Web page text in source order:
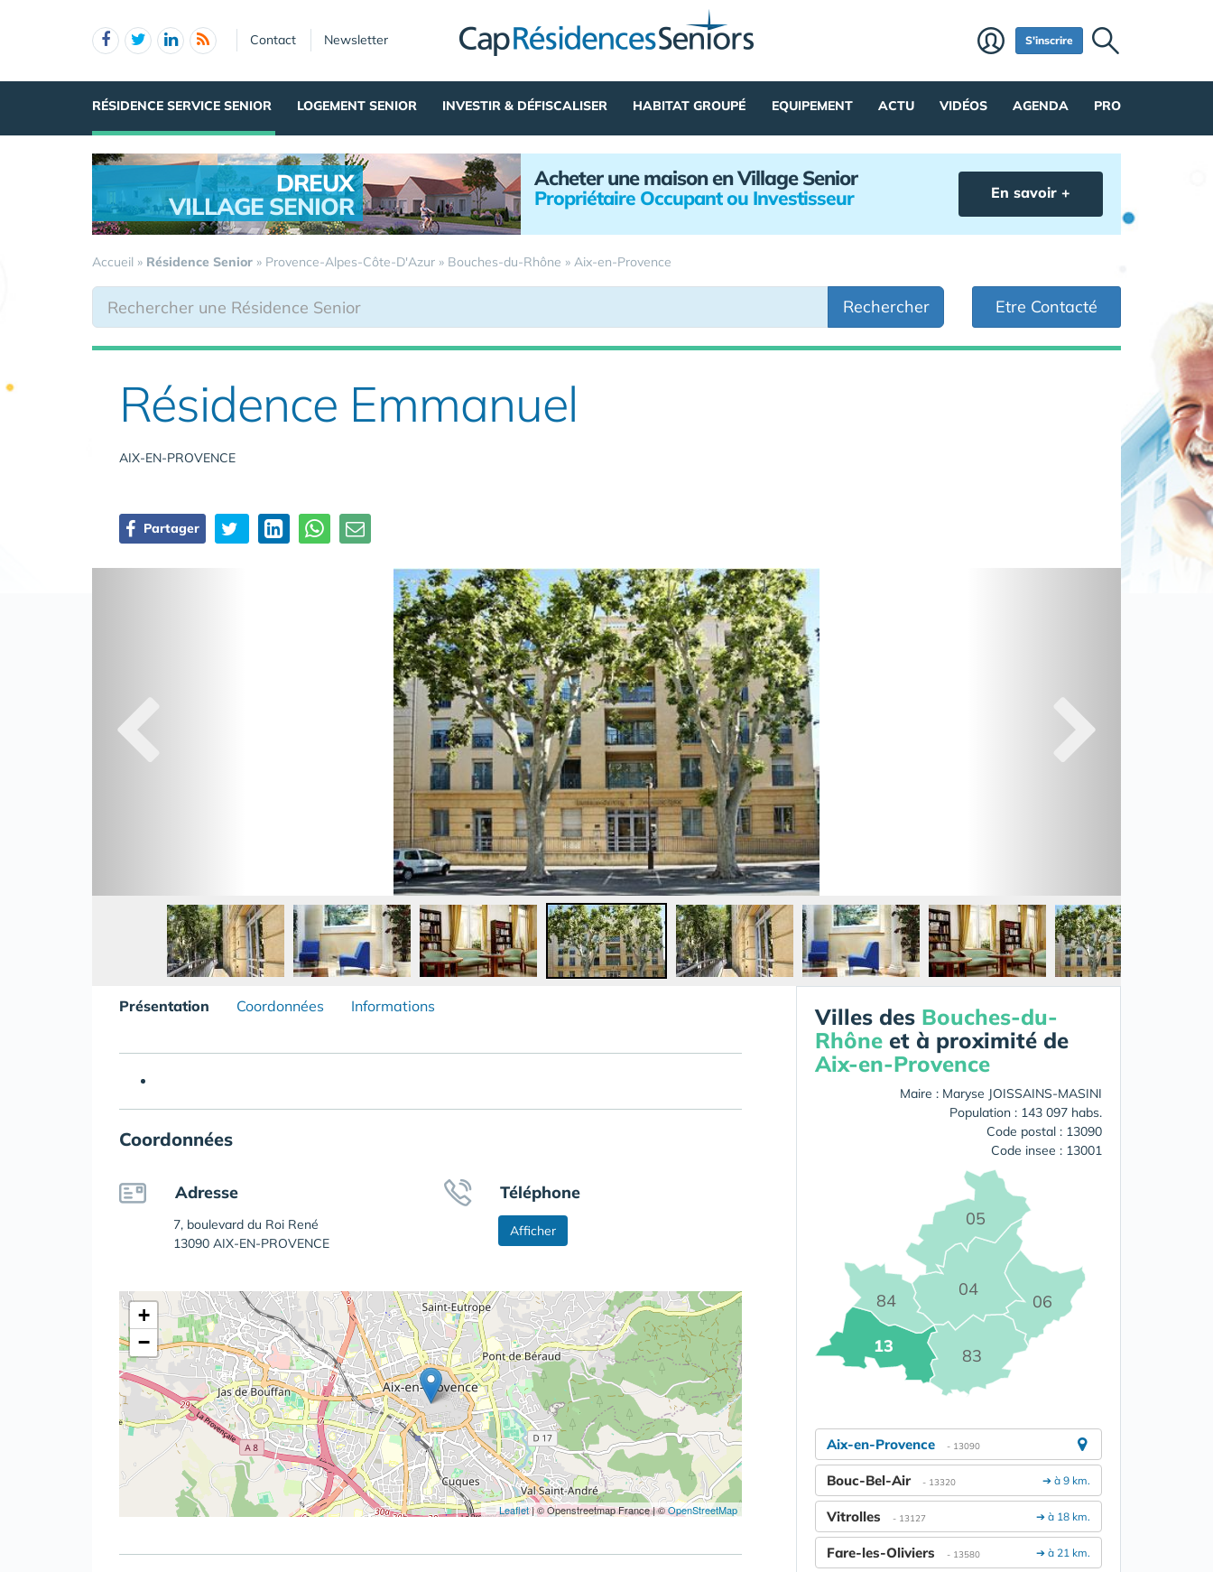
Contact Newsletter S'inscrire
RÉSIDENCE SERVICE SENIOR LOGEMENT SENIOR INVESTIR & DÉFISCALISER HABITAT GROUPÉ EQUIPEMENT ACTU VIDÉOS AGENDA PRO
DREUX
VILLAGE SENIOR
Acheter une maison en Village Senior
Propriétaire Occupant ou Investisseur En savoir +
Accueil » Résidence Senior » Provence-Alpes-Côte-D'Azur » Bouches-du-Rhône » Aix-en-Provence
Rechercher Etre Contacté
Résidence Emmanuel
AIX-EN-PROVENCE
Partager
Présentation Coordonnées Informations
Coordonnées
Adresse
7, boulevard du Roi René
13090 AIX-EN-PROVENCE
Téléphone
Afficher
+
−
Leaflet|© Openstreetmap France | ©OpenStreetMap
Villes des Bouches-du-
Rhône et à proximité de
Aix-en-Provence
Maire : Maryse JOISSAINS-MASINI
Population : 143 097 habs.
Code postal : 13090
Code insee : 13001
04
05
06
13 83
84
Aix-en-Provence - 13090
➔ à 9 km.
Bouc-Bel-Air - 13320
➔ à 18 km.
Vitrolles - 13127
➔ à 21 km.
Fare-les-Oliviers - 13580